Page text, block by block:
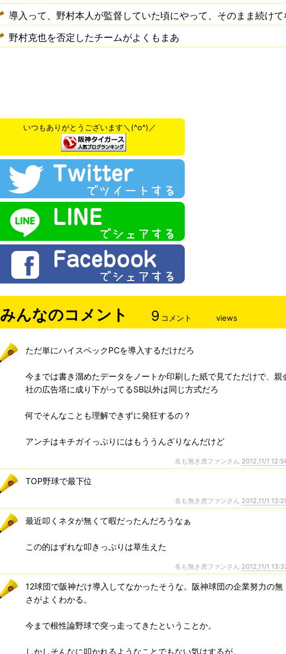
導入って、野村本人が監督していた頃にやって、そのまま続けて
野村克也を否定したチームがよくもまあ
いつもありがとうございます＼(^o^)／
みんなのコメント 9 コメント views
ただ単にハイスペックPCを導入するだけだろ
今までは書き溜めたデータをノートか印刷した紙で見てただけで、親
社の広告塔に成り下がってるSB以外は同じ方式だろ
何でそんなことも理解できずに発狂するの？
アンチはキチガイっぷりにはもううんざりなんだけど
名も無き虎ファンさん 2012,11/1
TOP野球で最下位
名も無き虎ファンさん 2012,11/1
最近叩くネタが無くて暇だったんだろうなぁ
この的はずれな叩きっぷりは草生えた
名も無き虎ファンさん 2012,11/1
12球団で阪神だけ導入してなかったそうな。阪神球団の企業努力の無
さがよくわかる。
今まで根性論野球で突っ走ってきたということか。
しかしそんなに叩かれるようなことでもない気はするが。